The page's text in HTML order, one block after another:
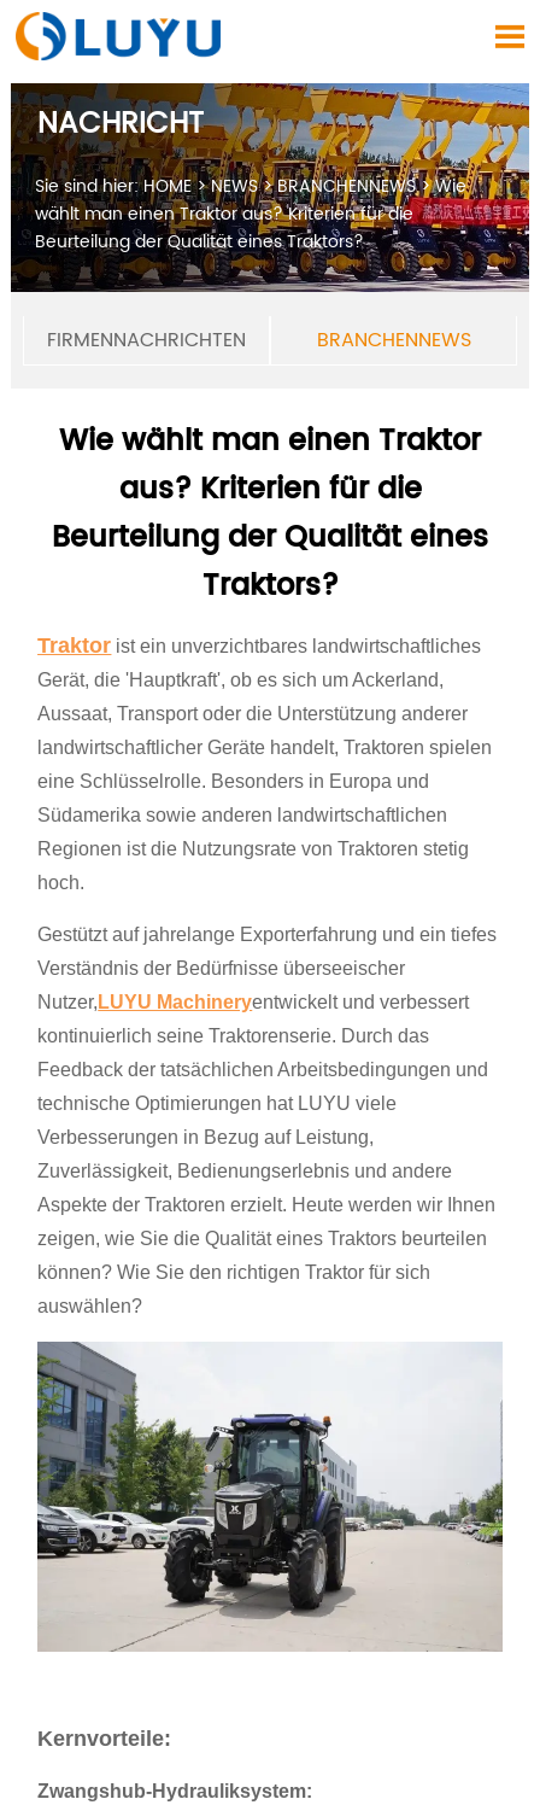

NACHRICHT
Sie sind hier:HOME>NEWS>BRANCHENNEWS>Wie
wählt man einen Traktor aus? Kriterien für die
Beurteilung der Qualität eines Traktors?
FIRMENNACHRICHTEN BRANCHENNEWS
Wie wählt man einen Traktor
aus? Kriterien für die
Beurteilung der Qualität eines
Traktors?
Traktor ist ein unverzichtbares landwirtschaftliches
Gerät, die 'Hauptkraft', ob es sich um Ackerland,
Aussaat, Transport oder die Unterstützung anderer
landwirtschaftlicher Geräte handelt, Traktoren spielen
eine Schlüsselrolle. Besonders in Europa und
Südamerika sowie anderen landwirtschaftlichen
Regionen ist die Nutzungsrate von Traktoren stetig
hoch.
Gestützt auf jahrelange Exporterfahrung und ein tiefes
Verständnis der Bedürfnisse überseeischer
Nutzer, LUYU Machineryentwickelt und verbessert
kontinuierlich seine Traktorenserie. Durch das
Feedback der tatsächlichen Arbeitsbedingungen und
technische Optimierungen hat LUYU viele
Verbesserungen in Bezug auf Leistung,
Zuverlässigkeit, Bedienungserlebnis und andere
Aspekte der Traktoren erzielt. Heute werden wir Ihnen
zeigen, wie Sie die Qualität eines Traktors beurteilen
können? Wie Sie den richtigen Traktor für sich
auswählen?
Kernvorteile:
Zwangshub-Hydrauliksystem: